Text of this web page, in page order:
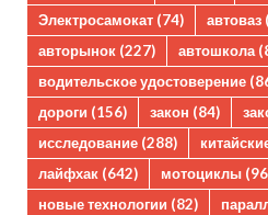
Электросамокат (74) автоваз
авторынок (227) автошкола
водительское удостоверение
дороги (156) закон (84)
исследование (288)
лайфхак (642) мотоциклы
новые технологии (82)